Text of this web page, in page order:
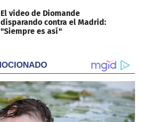
El video de Diomande
disparando contra el Madrid:
"Siempre es así"